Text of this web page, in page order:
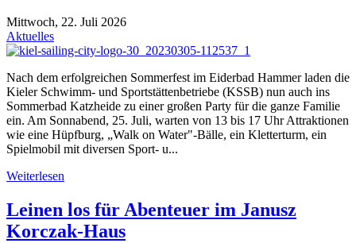
Mittwoch, 22. Juli 2026
Aktuelles
Nach dem erfolgreichen Sommerfest im Eiderbad Hammer laden die
Kieler Schwimm- und Sportstättenbetriebe (KSSB) nun auch ins
Sommerbad Katzheide zu einer großen Party für die ganze Familie
ein. Am Sonnabend, 25. Juli, warten von 13 bis 17 Uhr Attraktionen
wie eine Hüpfburg, „Walk on Water"-Bälle, ein Kletterturm, ein
Spielmobil mit diversen Sport- u...
Weiterlesen
Leinen los für Abenteuer im Janusz
Korczak-Haus